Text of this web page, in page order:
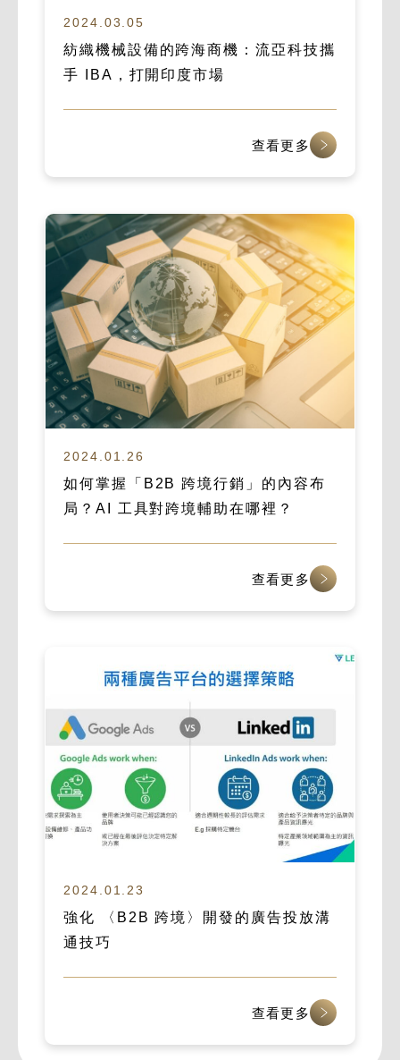
2024.03.05
紡織機械設備的跨海商機：流亞科技攜
手 IBA，打開印度市場
查看更多
2024.01.26
如何掌握「B2B 跨境行銷」的內容布
局？AI 工具對跨境輔助在哪裡？
查看更多
2024.01.23
強化 〈B2B 跨境〉開發的廣告投放溝
通技巧
查看更多